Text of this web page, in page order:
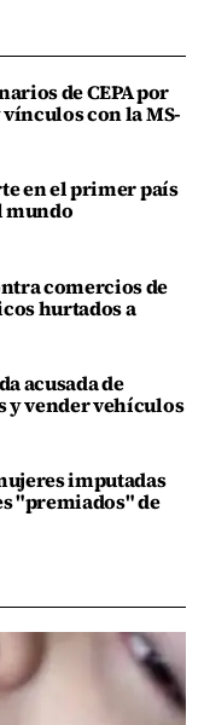
de CEPA por
con la MS-
en el primer país
mundo
comercios de
hurtados a
acusada de
vender vehículos
imputadas
"premiados" de